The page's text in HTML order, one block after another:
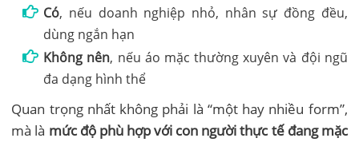
Có, nếu doanh nghiệp nhỏ, nhân sự đồng đều,
dùng ngắn hạn
Không nên, nếu áo mặc thường xuyên và đội ngũ
đa dạng hình thể
Quan trọng nhất không phải là “một hay nhiều form”,
mà là mức độ phù hợp với con người thực tế đang mặc